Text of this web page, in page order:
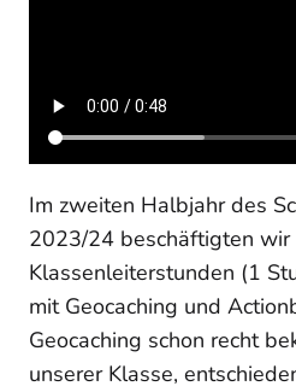
Im zweiten Halbjahr des
2023/24 beschäftigten wir
Klassenleiterstunden (1
mit Geocaching und
Geocaching schon recht
unserer Klasse,